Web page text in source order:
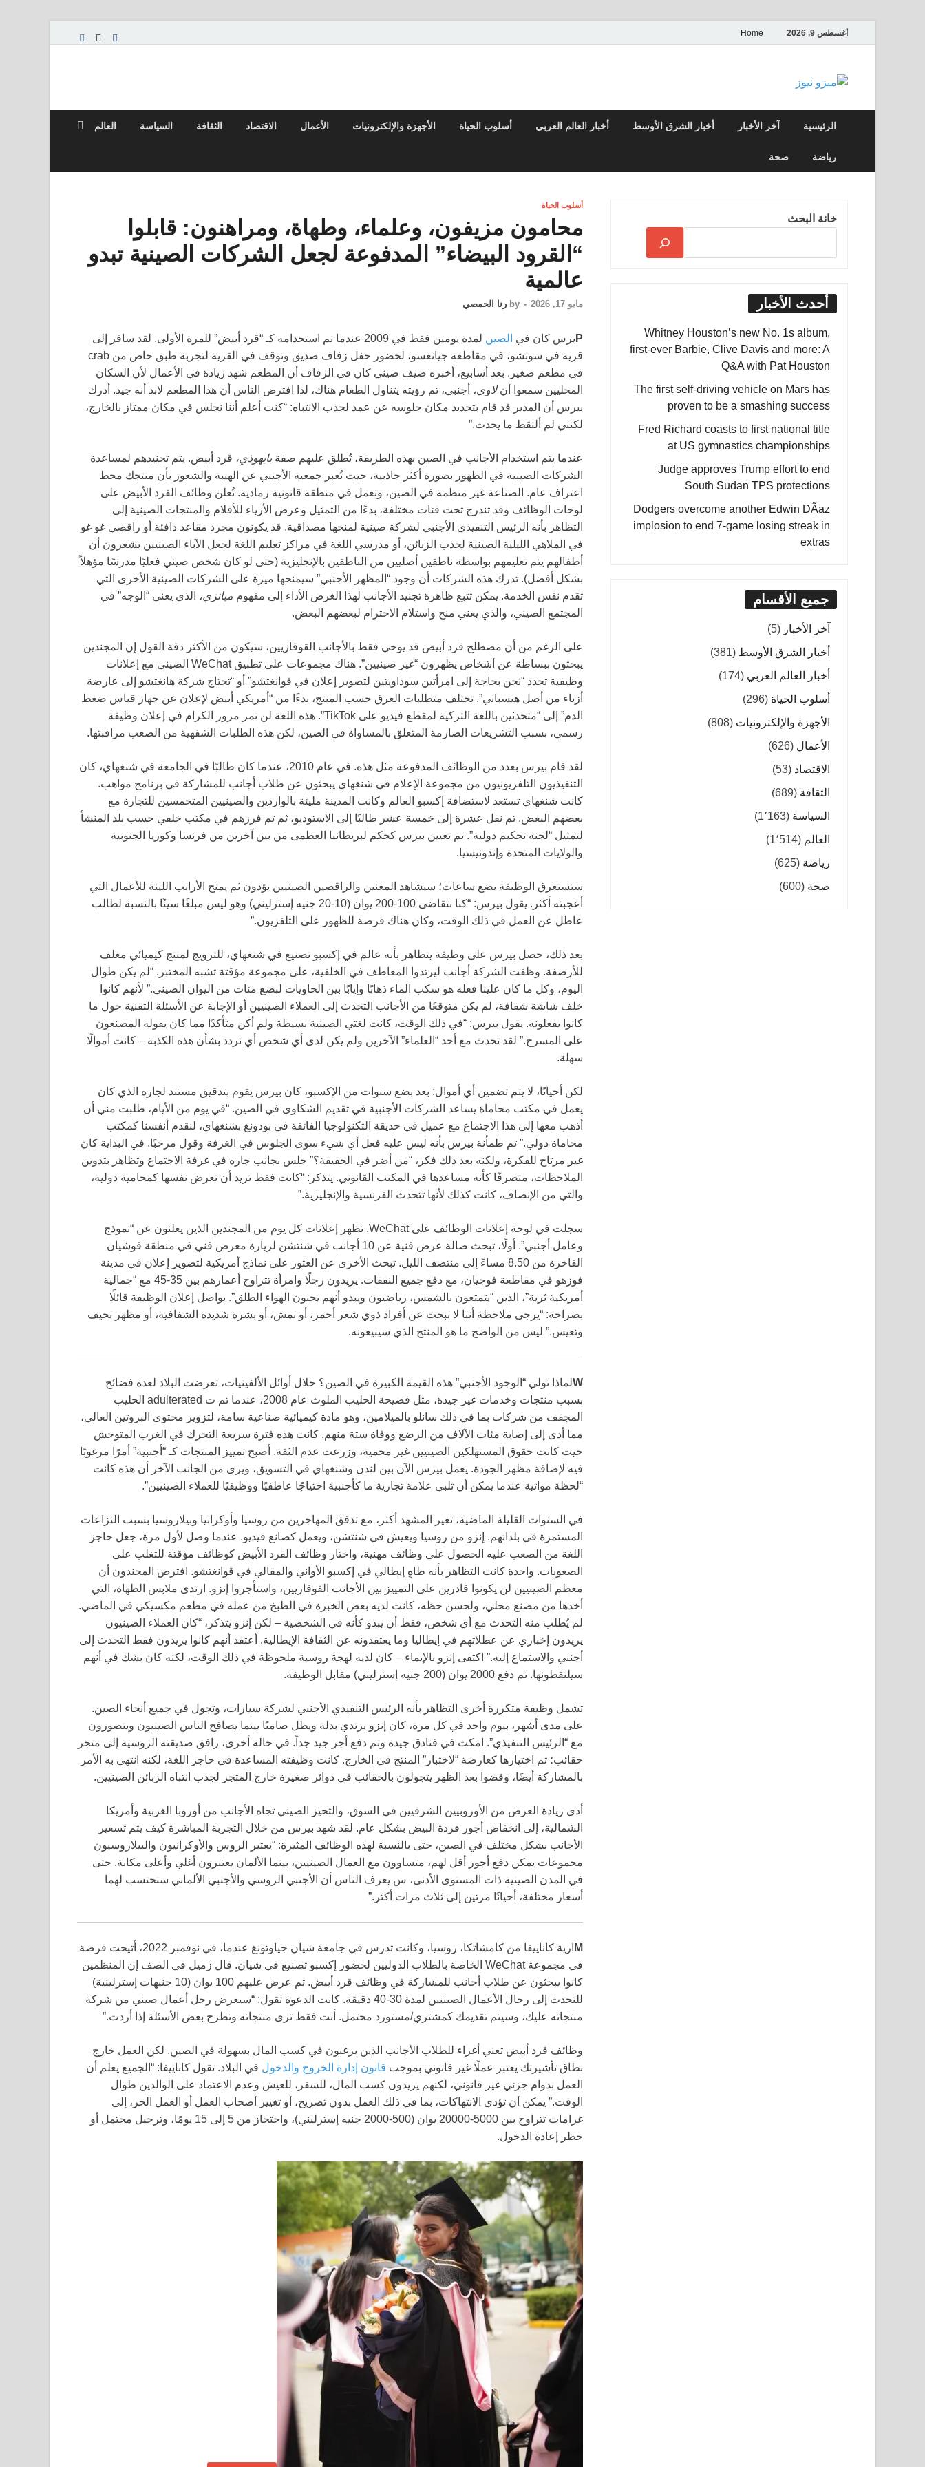
أغسطس 9, 2026 Home
ميزو نيوز
الرئيسية آخر الأخبار أخبار الشرق الأوسط أخبار العالم العربي أسلوب الحياة الأجهزة والإلكترونيات الأعمال الاقتصاد الثقافة السياسة العالم
رياضة صحة
أسلوب الحياة
محامون مزيفون، وعلماء، وطهاة، ومراهنون: قابلوا
“القرود البيضاء” المدفوعة لجعل الشركات الصينية تبدو
عالمية
مايو 17, 2026 -
by رنا الحمصي
P يرس كان في الصين
لمدة يومين فقط في 2009 عندما تم استخدامه كـ “قرد أبيض” للمرة الأولى. لقد سافر إلى
قرية في سوتشو، في مقاطعة جيانغسو، لحضور حفل زفاف صديق وتوقف في القرية لتجربة طبق خاص من crab
في مطعم صغير. بعد أسابيع، أخبره ضيف صيني كان في الزفاف أن المطعم شهد زيادة في الأعمال لأن السكان
المحليين سمعوا أنلاوي،
أجنبي، تم رؤيته يتناول الطعام هناك، لذا افترض الناس أن هذا المطعم لابد أنه جيد. أدرك
بيرس أن المدير قد قام بتحديد مكان جلوسه عن عمد لجذب الانتباه: “كنت أعلم أننا نجلس في مكان ممتاز بالخارج،
لكنني لم ألتقط ما يحدث.”
عندما يتم استخدام الأجانب في الصين بهذه الطريقة، تُطلق عليهم صفة بايهوذي، قرد أبيض. يتم تجنيدهم لمساعدة
الشركات الصينية في الظهور بصورة أكثر جاذبية، حيث تُعبر جمعية الأجنبي عن الهيبة والشعور بأن منتجك محط
اعتراف عام. الصناعة غير منظمة في الصين، وتعمل في منطقة قانونية رمادية. تُعلن وظائف القرد الأبيض على
لوحات الوظائف وقد تندرج تحت فئات مختلفة، بدءًا من التمثيل وعرض الأزياء للأفلام والمنتجات الصينية إلى
التظاهر بأنه الرئيس التنفيذي الأجنبي لشركة صينية لمنحها مصداقية. قد يكونون مجرد مقاعد دافئة أو راقصي غو غو
في الملاهي الليلية الصينية لجذب الزبائن، أو مدرسي اللغة في مراكز تعليم اللغة لجعل الآباء الصينيين يشعرون أن
أطفالهم يتم تعليمهم بواسطة ناطقين أصليين من الناطقين بالإنجليزية (حتى لو كان شخص صيني فعليًا مدرسًا مؤهلاً
بشكل أفضل). تدرك هذه الشركات أن وجود “المظهر الأجنبي” سيمنحها ميزة على الشركات الصينية الأخرى التي
تقدم نفس الخدمة. يمكن تتبع ظاهرة تجنيد الأجانب لهذا الغرض الأداء إلى مفهوم ميانزي،
الذي يعني “الوجه” في
المجتمع الصيني، والذي يعني منح واستلام الاحترام لبعضهم البعض.
على الرغم من أن مصطلح قرد أبيض قد يوحي فقط بالأجانب القوقازيين، سيكون من الأكثر دقة القول إن المجندين
يبحثون ببساطة عن أشخاص يظهرون “غير صينيين”. هناك مجموعات على تطبيق WeChat الصيني مع إعلانات
وظيفية تحدد “نحن بحاجة إلى امرأتين سوداويتين لتصوير إعلان في قوانغتشو” أو “تحتاج شركة هانغتشو إلى عارضة
أزياء من أصل هيسباني”. تختلف متطلبات العرق حسب المنتج، بدءًا من “أمريكي أبيض لإعلان عن جهاز قياس ضغط
الدم”
إلى “متحدثين باللغة التركية لمقطع فيديو على TikTok”. هذه اللغة لن تمر مرور الكرام في إعلان وظيفة
رسمي، بسبب التشريعات الصارمة المتعلق بالمساواة في الصين، لكن هذه الطلبات الشفهية من الصعب مراقبتها.
لقد قام بيرس بعدد من الوظائف المدفوعة مثل هذه. في عام 2010، عندما كان طالبًا في الجامعة في شنغهاي، كان
التنفيذيون التلفزيونيون من مجموعة الإعلام في شنغهاي يبحثون عن طلاب أجانب للمشاركة في برنامج مواهب.
كانت شنغهاي تستعد لاستضافة إكسبو العالم وكانت المدينة مليئة بالواردين والصينيين المتحمسين للتجارة مع
بعضهم البعض. تم نقل عشرة إلى خمسة عشر طالبًا إلى الاستوديو، ثم تم فرزهم في مكتب خلفي حسب بلد المنشأ
لتمثيل “لجنة تحكيم دولية”. تم تعيين بيرس كحكم لبريطانيا العظمى من بين آخرين من فرنسا وكوريا الجنوبية
والولايات المتحدة وإندونيسيا.
ستستغرق الوظيفة بضع ساعات؛ سيشاهد المغنين والراقصين الصينيين يؤدون ثم يمنح الأرانب اللينة للأعمال التي
أعجبته أكثر. يقول بيرس: “كنا نتقاضى 100-200 يوان (10-20 جنيه إسترليني) وهو ليس مبلغًا سيئًا بالنسبة لطالب
عاطل عن العمل في ذلك الوقت، وكان هناك فرصة للظهور على التلفزيون.”
بعد ذلك، حصل بيرس على وظيفة يتظاهر بأنه عالم في إكسبو تصنيع في شنغهاي، للترويج لمنتج كيميائي مغلف
للأرصفة. وظفت الشركة أجانب ليرتدوا المعاطف في الخلفية، على مجموعة مؤقتة تشبه المختبر. “لم يكن طوال
اليوم، وكل ما كان علينا فعله هو سكب الماء ذهابًا وإيابًا بين الحاويات لبضع مئات من اليوان الصيني.” لأنهم كانوا
خلف شاشة شفافة، لم يكن متوقعًا من الأجانب التحدث إلى العملاء الصينيين أو الإجابة عن الأسئلة التقنية حول ما
كانوا يفعلونه. يقول بيرس: “في ذلك الوقت، كانت لغتي الصينية بسيطة ولم أكن متأكدًا مما كان يقوله المصنعون
على المسرح.” لقد تحدث مع أحد “العلماء” الآخرين ولم يكن لدى أي شخص أي تردد بشأن هذه الكذبة – كانت أموالًا
سهلة.
لكن أحيانًا، لا يتم تضمين أي أموال: بعد بضع سنوات من الإكسبو، كان بيرس يقوم بتدقيق مستند لجاره الذي كان
يعمل في مكتب محاماة يساعد الشركات الأجنبية في تقديم الشكاوى في الصين. “في يوم من الأيام، طلبت مني أن
أذهب معها إلى هذا الاجتماع مع عميل في حديقة التكنولوجيا الفائقة في بودونغ بشنغهاي، لنقدم أنفسنا كمكتب
محاماة دولي.” تم طمأنة بيرس بأنه ليس عليه فعل أي شيء سوى الجلوس في الغرفة وقول مرحبًا. في البداية كان
غير مرتاح للفكرة، ولكنه بعد ذلك فكر، “من أضر في الحقيقة؟” جلس بجانب جاره في غرفة الاجتماع وتظاهر بتدوين
الملاحظات، متصرفًا كأنه مساعدها في المكتب القانوني. يتذكر: “كانت فقط تريد أن تعرض نفسها كمحامية دولية،
والتي من الإنصاف، كانت كذلك لأنها تتحدث الفرنسية والإنجليزية.”
سجلت في لوحة إعلانات الوظائف على WeChat. تظهر إعلانات كل يوم من المجندين الذين يعلنون عن “نموذج
وعامل أجنبي”. أولًا، تبحث صالة عرض فنية عن 10 أجانب في شنتشن لزيارة معرض فني في منطقة فوشيان
الفاخرة من 8.50 مساءً إلى منتصف الليل. تبحث الأخرى عن العثور على نماذج أمريكية لتصوير إعلان في مدينة
فوزهو في مقاطعة فوجيان، مع دفع جميع النفقات. يريدون رجلًا وامرأة تتراوح أعمارهم بين 35-45 مع “جمالية
أمريكية ثرية”، الذين “يتمتعون بالشمس، رياضيون ويبدو أنهم يحبون الهواء الطلق”. يواصل إعلان الوظيفة قائلًا
بصراحة: “يرجى ملاحظة أننا لا نبحث عن أفراد ذوي شعر أحمر، أو نمش، أو بشرة شديدة الشفافية، أو مظهر نحيف
وتعيس.” ليس من الواضح ما هو المنتج الذي سيبيعونه.
Wلماذا تولي “الوجود الأجنبي” هذه القيمة الكبيرة في الصين؟ خلال أوائل الألفينيات، تعرضت البلاد لعدة فضائح
بسبب منتجات وخدمات غير جيدة، مثل فضيحة الحليب الملوث عام 2008، عندما تم ت adulterated الحليب
المجفف من شركات بما في ذلك سانلو بالميلامين، وهو مادة كيميائية صناعية سامة، لتزوير محتوى البروتين العالي،
مما أدى إلى إصابة مئات الآلاف من الرضع ووفاة ستة منهم. كانت هذه فترة سريعة التحرك في الغرب المتوحش
حيث كانت حقوق المستهلكين الصينيين غير محمية، وزرعت عدم الثقة. أصبح تمييز المنتجات كـ “أجنبية” أمرًا مرغوبًا
فيه لإضافة مظهر الجودة. يعمل بيرس الآن بين لندن وشنغهاي في التسويق، ويرى من الجانب الآخر أن هذه كانت
“لحظة مواتية عندما يمكن أن تلبي علامة تجارية ما كأجنبية احتياجًا عاطفيًا ووظيفيًا للعملاء الصينيين”.
في السنوات القليلة الماضية، تغير المشهد أكثر، مع تدفق المهاجرين من روسيا وأوكرانيا وبيلاروسيا بسبب النزاعات
المستمرة في بلدانهم. إنزو من روسيا ويعيش في شنتشن، ويعمل كصانع فيديو. عندما وصل لأول مرة، جعل حاجز
اللغة من الصعب عليه الحصول على وظائف مهنية، واختار وظائف القرد الأبيض كوظائف مؤقتة للتغلب على
الصعوبات. واحدة كانت التظاهر بأنه طاهٍ إيطالي في إكسبو الأواني والمقالي في قوانغتشو. افترض المجندون أن
معظم الصينيين لن يكونوا قادرين على التمييز بين الأجانب القوقازيين، واستأجروا إنزو. ارتدى ملابس الطهاة، التي
أخدها من مصنع محلي، ولحسن حظه، كانت لديه بعض الخبرة في الطبخ من عمله في مطعم مكسيكي في الماضي.
لم يُطلب منه التحدث مع أي شخص، فقط أن يبدو كأنه في الشخصية – لكن إنزو يتذكر، “كان العملاء الصينيون
يريدون إخباري عن عطلاتهم في إيطاليا وما يعتقدونه عن الثقافة الإيطالية. أعتقد أنهم كانوا يريدون فقط التحدث إلى
أجنبي والاستماع إليه.” اكتفى إنزو بالإيماء – كان لديه لهجة روسية ملحوظة في ذلك الوقت، لكنه كان يشك في أنهم
سيلتقطونها. تم دفع 2000 يوان (200 جنيه إسترليني) مقابل الوظيفة.
تشمل وظيفة متكررة أخرى التظاهر بأنه الرئيس التنفيذي الأجنبي لشركة سيارات، وتجول في جميع أنحاء الصين.
على مدى أشهر، بيوم واحد في كل مرة، كان إنزو يرتدي بدلة ويظل صامتًا بينما يصافح الناس الصينيون ويتصورون
مع “الرئيس التنفيذي”. امكث في فنادق جيدة وتم دفع أجر جيد جداً. في حالة أخرى، رافق صديقته الروسية إلى متجر
حقائب؛ تم اختيارها كعارضة “لاختبار” المنتج في الخارج. كانت وظيفته المساعدة في حاجز اللغة، لكنه انتهى به الأمر
بالمشاركة أيضًا، وقضوا بعد الظهر يتجولون بالحقائب في دوائر صغيرة خارج المتجر لجذب انتباه الزبائن الصينيين.
أدى زيادة العرض من الأوروبيين الشرقيين في السوق، والتحيز الصيني تجاه الأجانب من أوروبا الغربية وأمريكا
الشمالية، إلى انخفاض أجور قردة البيض بشكل عام. لقد شهد بيرس من خلال التجربة المباشرة كيف يتم تسعير
الأجانب بشكل مختلف في الصين، حتى بالنسبة لهذه الوظائف المثيرة: “يعتبر الروس والأوكرانيون والبيلاروسيون
مجموعات يمكن دفع أجور أقل لهم، متساوون مع العمال الصينيين، بينما الألمان يعتبرون أغلي وأعلى مكانة. حتى
في المدن الصينية ذات المستوى الأدنى، س يعرف الناس أن الأجنبي الروسي والأجنبي الألماني ستحتسب لهما
أسعار مختلفة، أحيانًا مرتين إلى ثلاث مرات أكثر.”
M
ارية كاناييفا من كامشاتكا، روسيا، وكانت تدرس في جامعة شيان جياوتونغ عندما، في نوفمبر 2022، أتيحت فرصة
في مجموعة WeChat الخاصة بالطلاب الدوليين لحضور إكسبو تصنيع في شيان. قال زميل في الصف إن المنظمين
كانوا يبحثون عن طلاب أجانب للمشاركة في وظائف قرد أبيض. تم عرض عليهم 100 يوان (10 جنيهات إسترلينية)
للتحدث إلى رجال الأعمال الصينيين لمدة 30-40 دقيقة. كانت الدعوة تقول: “سيعرض رجل أعمال صيني من شركة
منتجاته عليك، وسيتم تقديمك كمشتري/مستورد محتمل. أنت فقط ترى منتجاته وتطرح بعض الأسئلة إذا أردت.”
وظائف قرد أبيض تعني أغراء للطلاب الأجانب الذين يرغبون في كسب المال بسهولة في الصين. لكن العمل خارج
نطاق تأشيرتك يعتبر عملًا غير قانوني بموجب قانون إدارة الخروج والدخول في البلاد. تقول كاناييفا: “الجميع يعلم أن
العمل بدوام جزئي غير قانوني، لكنهم يريدون كسب المال، للسفر، للعيش وعدم الاعتماد على الوالدين طوال
الوقت.” يمكن أن تؤدي الانتهاكات، بما في ذلك العمل بدون تصريح، أو تغيير أصحاب العمل أو العمل الحر، إلى
غرامات تتراوح بين 5000-20000 يوان (500-2000 جنيه إسترليني)، واحتجاز من 5 إلى 15 يومًا، وترحيل محتمل أو
حظر إعادة الدخول.
خانة البحث
أحدث الأخبار
Whitney Houston’s new No. 1s album,
first-ever Barbie, Clive Davis and more: A
Q&A with Pat Houston
The first self-driving vehicle on Mars has
proven to be a smashing success
Fred Richard coasts to first national title
at US gymnastics championships
Judge approves Trump effort to end
South Sudan TPS protections
Dodgers overcome another Edwin DÃ­az
implosion to end 7-game losing streak in
extras
جميع الأقسام
آخر الأخبار (5)
أخبار الشرق الأوسط (381)
أخبار العالم العربي (174)
أسلوب الحياة (296)
الأجهزة والإلكترونيات (808)
الأعمال (626)
الاقتصاد (53)
الثقافة (689)
السياسة (1٬163)
العالم (1٬514)
رياضة (625)
صحة (600)